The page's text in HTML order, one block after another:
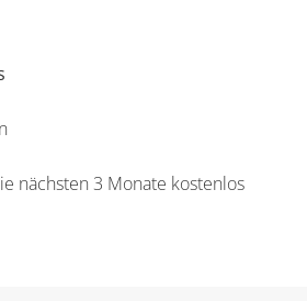
nächsten 3 Monate kostenlos